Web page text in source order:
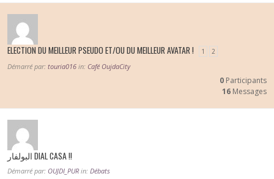
ELECTION DU MEILLEUR PSEUDO ET/OU DU MEILLEUR AVATAR ! 1 2
Démarré par: touria016 in: Café OujdaCity
0 Participants
16 Messages
البولفار DIAL CASA !!
Démarré par: OUJDI_PUR in: Débats